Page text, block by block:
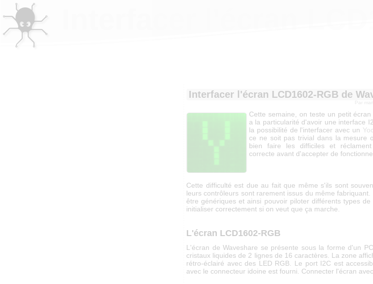
Interfacer l'écran
Interfacer l'écran LCD1602-RGB de
Par
Cette semaine, on teste un petit
a la particularité d'avoir une interface
la possibilité de l'interfacer avec un
ce ne soit pas trivial dans la mesure
bien faire les difficiles et
correcte avant d'accepter de
Cette difficulté est due au fait que même s'ils sont
leurs contrôleurs sont rarement issus du même
être génériques et ainsi pouvoir piloter différents types
initialiser correctement si on veut que ça marche.
L'écran LCD1602-RGB
L'écran de Waveshare se présente sous la forme d'un
cristaux liquides de 2 lignes de 16 caractères. La zone
rétro-éclairé avec des LED RGB. Le port I2C est
avec le connecteur idoine est fourni. Connecter l'écran